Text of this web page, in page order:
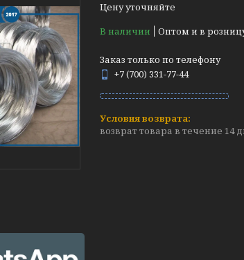
Цену уточняйте
В наличии
Оптом и в
Заказ только по телефону
+7 (700) 331-77-44
возврат товара в течение 14